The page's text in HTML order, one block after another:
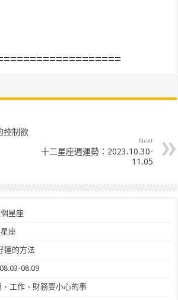
控制欲
Next
十二星座週運勢：2023.10.30-
11.05
星座
座
運的方法
08.09
工作、財務要小心的事